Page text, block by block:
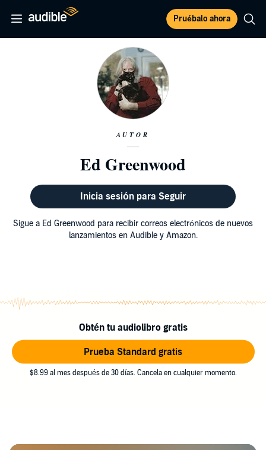
Pruébalo ahora
AUTOR
Ed Greenwood
Inicia sesión para Seguir
Sigue a Ed Greenwood para recibir correos electrónicos de nuevos
lanzamientos en Audible y Amazon.
Obtén tu audiolibro gratis
Prueba Standard gratis
$8.99 al mes después de 30 días. Cancela en cualquier momento.